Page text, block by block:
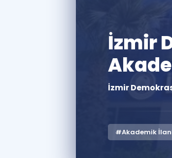
İzmir
İzmir
#Akademik